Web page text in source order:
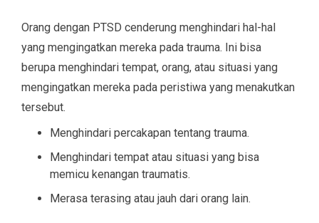
Orang dengan PTSD cenderung menghindari hal-hal
yang mengingatkan mereka pada trauma. Ini bisa
berupa menghindari tempat, orang, atau situasi yang
mengingatkan mereka pada peristiwa yang menakutkan
tersebut.
Menghindari percakapan tentang trauma.
Menghindari tempat atau situasi yang bisa
memicu kenangan traumatis.
Merasa terasing atau jauh dari orang lain.